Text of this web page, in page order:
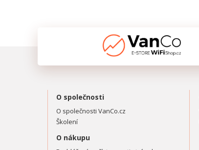
O společnosti
O společnosti VanCo.cz
Školení
O nákupu